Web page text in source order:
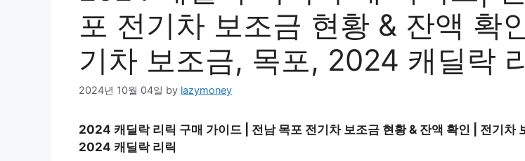
포 전기차 보조금 현황 & 잔액 확
기차 보조금, 목포, 2024 캐딜락
2024년 10월 04일 by lazymoney
2024 캐딜락 리릭 구매 가이드 | 전남 목포 전기차 보조금 현황 & 잔액 확인 | 전기차
2024 캐딜락 리릭